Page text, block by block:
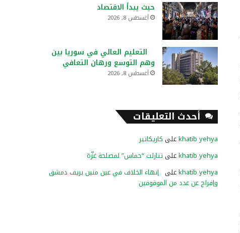
حيث يبدأ الاقتصاد
أغسطس 8, 2026
التعليم العالي في سوريا بين
وهم التوسع ورهان التعافي
أغسطس 8, 2026
أحدث التعليقات
khatib yehyaعلى كاريكاتير
khatib yehyaعلى تنازلت “حماس” لمصلحة غزّة
khatib yehyaعلى إنهاء الخلاف في عين منين بريف دمشق
وإفراج عن عدد من الموقوفين